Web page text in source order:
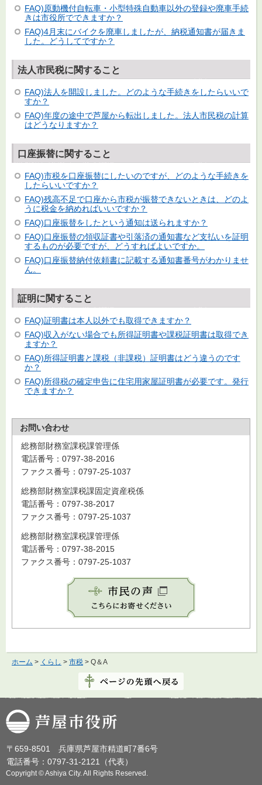
FAQ)原動機付自転車・小型特殊自動車以外の登録や廃車手続
きは市役所でできますか？
FAQ)4月末にバイクを廃車しましたが、納税通知書が届きま
した。どうしてですか？
法人市民税に関すること
FAQ)法人を開設しました。どのような手続きをしたらいいで
すか？
FAQ)年度の途中で芦屋から転出しました。法人市民税の計算
はどうなりますか？
口座振替に関すること
FAQ)市税を口座振替にしたいのですが、どのような手続きを
したらいいですか？
FAQ)残高不足で口座から市税が振替できないときは、どのよ
うに税金を納めればいいですか？
FAQ)口座振替をしたという通知は送られますか？
FAQ)口座振替の領収証書や引落済の通知書など支払いを証明
するものが必要ですが、どうすればよいですか。
FAQ)口座振替納付依頼書に記載する通知書番号がわかりませ
ん。
証明に関すること
FAQ)証明書は本人以外でも取得できますか？
FAQ)収入がない場合でも所得証明書や課税証明書は取得でき
ますか？
FAQ)所得証明書と課税（非課税）証明書はどう違うのです
か？
FAQ)所得税の確定申告に住宅用家屋証明書が必要です。発行
できますか？
お問い合わせ
総務部財務室課税課管理係
電話番号：0797-38-2016
ファクス番号：0797-25-1037
総務部財務室課税課固定資産税係
電話番号：0797-38-2017
ファクス番号：0797-25-1037
総務部財務室課税課管理係
電話番号：0797-38-2015
ファクス番号：0797-25-1037
ホーム > くらし > 市税 > Q＆A
芦屋市役所
〒659-8501 兵庫県芦屋市精道町7番6号
電話番号：0797-31-2121（代表）
Copyright © Ashiya City. All Rights Reserved.